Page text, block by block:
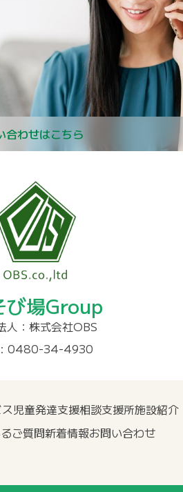
合わせはこちら
び場Group
人：株式会社OBS
0480-34-4930
児童発達支援相談支援所施設紹介
ご質問新着情報お問い合わせ